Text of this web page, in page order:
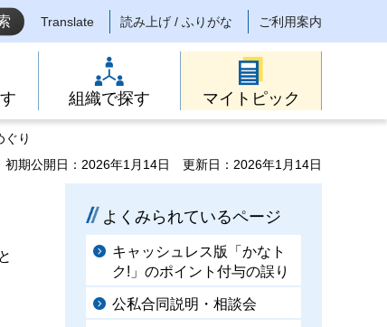
Translate 読み上げ / ふりがな ご利用案内
組織で探す マイトピック
り
初期公開日：2026年1月14日 更新日：2026年1月14日
よくみられているページ
キャッシュレス版「かなト
ク!」のポイント付与の誤り
公私合同説明・相談会